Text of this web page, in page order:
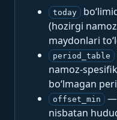
today
(hozirgi
maydonlari
period_table
namoz-
bo‘lmagan
offset_min
—
nisbatan